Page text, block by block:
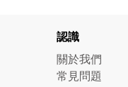
認識
關於我們
常見問題